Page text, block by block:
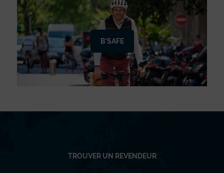
B'SAFE
TROUVER UN REVENDEUR